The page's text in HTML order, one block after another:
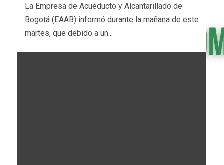
La Empresa de Acueducto y Alcantarillado de
Bogotá (EAAB) informó durante la mañana de este
martes, que debido a un...